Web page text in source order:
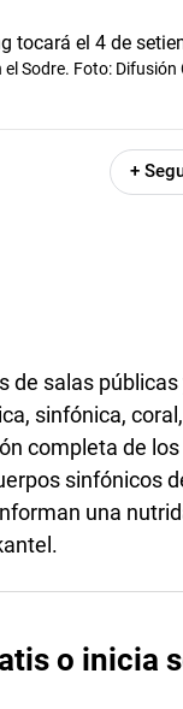
Sodre. Foto: Difusión
+
de salas
sinfónica,
completa de
sinfónicos
una
o inicia